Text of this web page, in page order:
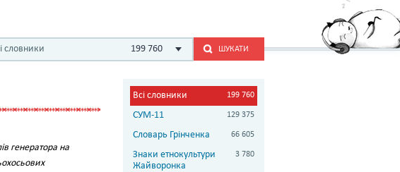
словники 199 760 ШУКАТИ
генератора на
Всі словники 199 760
СУМ-11 129 375
Словарь Грінченка 66 605
Знаки етнокультури
Жайворонка
3 780